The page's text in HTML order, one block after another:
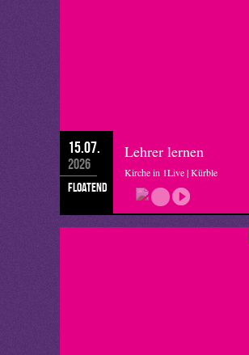
15.07.
2026
floatend
Lehrer lernen
Kirche in 1Live | Kürble